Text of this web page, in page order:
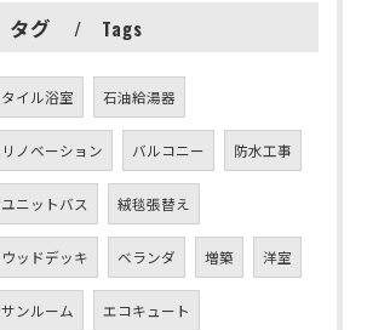
タグ Tags
タイル浴室 石油給湯器
リノベーション バルコニー 防水工事
ユニットバス 絨毯張替え
ウッドデッキ ベランダ 増築 洋室
サンルーム エコキュート